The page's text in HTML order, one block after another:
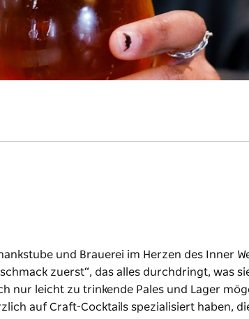
und Brauerei im Herzen des Inner
zuerst“, das alles durchdringt, was
nur leicht zu trinkende Pales und Lager
auf Craft-Cocktails spezialisiert haben,